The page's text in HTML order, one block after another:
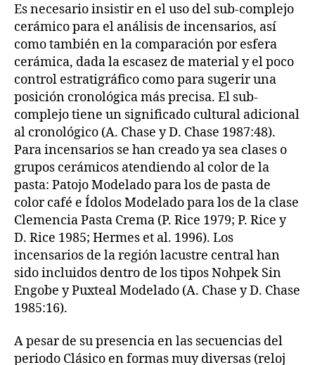
Es necesario insistir en el uso del sub-complejo
cerámico para el análisis de incensarios, así
como también en la comparación por esfera
cerámica, dada la escasez de material y el poco
control estratigráfico como para sugerir una
posición cronológica más precisa. El sub-
complejo tiene un significado cultural adicional
al cronológico (A. Chase y D. Chase 1987:48).
Para incensarios se han creado ya sea clases o
grupos cerámicos atendiendo al color de la
pasta: Patojo Modelado para los de pasta de
color café e Ídolos Modelado para los de la clase
Clemencia Pasta Crema (P. Rice 1979; P. Rice y
D. Rice 1985; Hermes et al. 1996). Los
incensarios de la región lacustre central han
sido incluidos dentro de los tipos Nohpek Sin
Engobe y Puxteal Modelado (A. Chase y D. Chase
1985:16).
A pesar de su presencia en las secuencias del
periodo Clásico en formas muy diversas (reloj